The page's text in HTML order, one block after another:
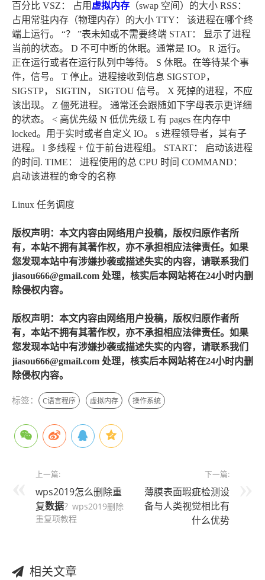
百分比 VSZ： 占用 虚拟内存 （swap 空间）的大小 RSS：
占用常驻内存（物理内存）的大小 TTY： 该进程在哪个终
端上运行。 “？ ”表未知或不需要终端 STAT： 显示了进程
当前的状态。 D 不可中断的休眠。通常是 IO。 R 运行。
正在运行或者在运行队列中等待。 S 休眠。在等待某个事
件，信号。 T 停止。进程接收到信息 SIGSTOP，
SIGSTP， SIGTIN， SIGTOU 信号。 X 死掉的进程，不应
该出现。 Z 僵死进程。 通常还会跟随如下字母表示更详细
的状态。 < 高优先级 N 低优先级 L 有 pages 在内存中
locked。用于实时或者自定义 IO。 s 进程领导者，其有子
进程。 l 多线程 + 位于前台进程组。 START： 启动该进程
的时间. TIME： 进程使用的总 CPU 时间 COMMAND：
启动该进程的命令的名称
Linux 任务调度
版权声明：本文内容由网络用户投稿，版权归原作者所
有，本站不拥有其著作权，亦不承担相应法律责任。如果
您发现本站中有涉嫌抄袭或描述失实的内容，请联系我们
jiasou666@gmail.com 处理，核实后本网站将在24小时内删
除侵权内容。
版权声明：本文内容由网络用户投稿，版权归原作者所
有，本站不拥有其著作权，亦不承担相应法律责任。如果
您发现本站中有涉嫌抄袭或描述失实的内容，请联系我们
jiasou666@gmail.com 处理，核实后本网站将在24小时内删
除侵权内容。
标签： C语言程序 虚拟内存 操作系统
上一篇:
wps2019怎么删除重
复数据？wps2019删除
重复项教程
下一篇:
薄膜表面瑕疵检测设
备与人类视觉相比有
什么优势
相关文章